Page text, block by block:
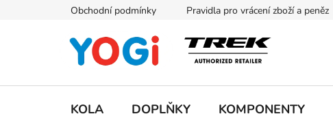
Obchodní podmínky Pravidla pro vrácení zboží a peněz
KOLA DOPLŇKY KOMPONENTY